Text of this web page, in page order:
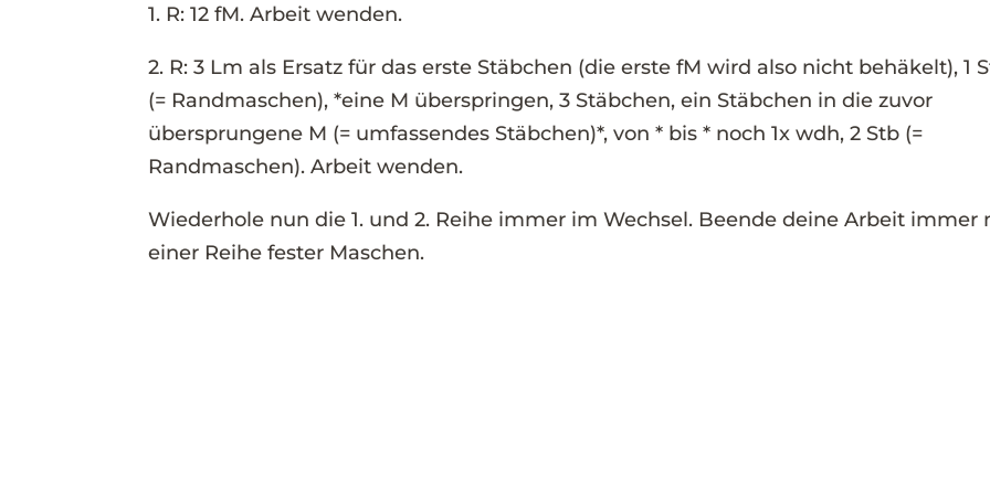
1. R: 12 fM. Arbeit wenden.
2. R: 3 Lm als Ersatz für das erste Stäbchen (die erste fM wird also nicht behäkelt), 1
(= Randmaschen), *eine M überspringen, 3 Stäbchen, ein Stäbchen in die zuvor
übersprungene M (= umfassendes Stäbchen)*, von * bis * noch 1x wdh, 2 Stb (=
Randmaschen). Arbeit wenden.
Wiederhole nun die 1. und 2. Reihe immer im Wechsel. Beende deine Arbeit immer
einer Reihe fester Maschen.